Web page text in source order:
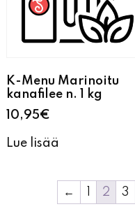
K-Menu Marinoitu
kanafilee n. 1 kg
10,95€
Lue lisää
← 2 3